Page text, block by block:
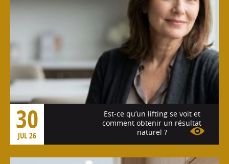
30
JUL 26
Est-ce qu’un lifting se voit et
comment obtenir un résultat
naturel ?
Voir l'article